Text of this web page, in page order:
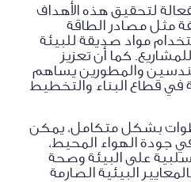
لتحقيق هذه الأهداف
مثل مصادر الطاقة
مواد صديقة للبيئة
كما أن تعزيز
والمطورين يساهم
في قطاع البناء والتخطيط
بشكل متكامل، يمكن
الهواء المحيط،
على البيئة وصحة
البيئية الصارمة